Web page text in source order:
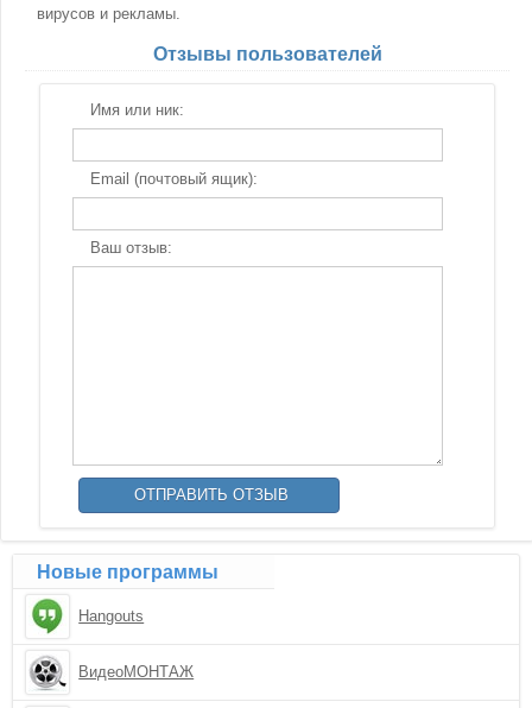
вирусов и рекламы.
Отзывы пользователей
Имя или ник:
Email (почтовый ящик):
Ваш отзыв:
Новые программы
Hangouts
ВидеоМОНТАЖ